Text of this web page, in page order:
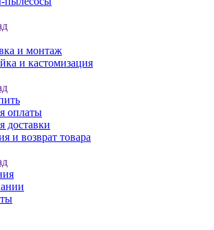
и монтаж
и кастомизация
оплаты
доставки
и возврат товара